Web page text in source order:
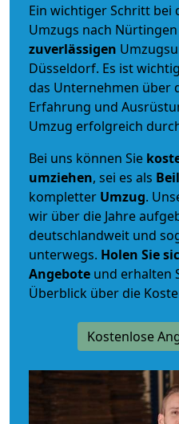
Ein wichtiger Schritt bei
Umzugs nach
zuverlässigen
Düsseldorf. Es ist
das Unternehmen über
Erfahrung und
Umzug erfolgreich
Bei uns können Sie
umziehen, sei es als
kompletter Umzug.
wir über die Jahre
deutschlandweit und
unterwegs. Holen Sie
Angebote und erhalten
Überblick über die
Kostenlose